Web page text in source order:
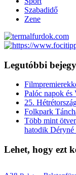
Szabadidő
Zene
Legutóbbi
Palóc napok és
25.
Folkpark
Több mint
hatodik Déryné
Lehet, hogy ezt